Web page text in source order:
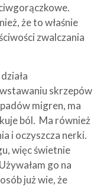
że to właśnie
zwalczania
skrzepów
migren, ma
ból. Ma również
i oczyszcza nerki.
więc świetnie
go na
już wie, że